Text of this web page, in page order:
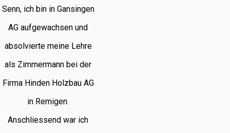
Senn, ich bin in Gansingen
AG aufgewachsen und
absolvierte meine Lehre
als Zimmermann bei der
Firma Hinden Holzbau AG
in Remigen.
Anschliessend war ich